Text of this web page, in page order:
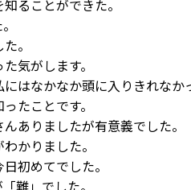
ることができた。
。
気がします。
はなかなか頭に入りきれなか
たことです。
ありましたが有意義でした。
かりました。
初めてでした。
難」でした。